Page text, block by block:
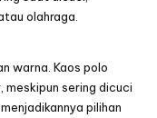
olahraga.
warna. Kaos polo
meskipun sering dicuci
pilihan